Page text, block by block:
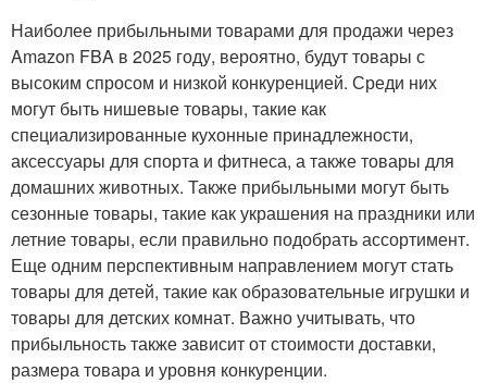
Наиболее прибыльными товарами для продажи через
Amazon FBA в 2025 году, вероятно, будут товары с
высоким спросом и низкой конкуренцией. Среди них
могут быть нишевые товары, такие как
специализированные кухонные принадлежности,
аксессуары для спорта и фитнеса, а также товары для
домашних животных. Также прибыльными могут быть
сезонные товары, такие как украшения на праздники или
летние товары, если правильно подобрать ассортимент.
Еще одним перспективным направлением могут стать
товары для детей, такие как образовательные игрушки и
товары для детских комнат. Важно учитывать, что
прибыльность также зависит от стоимости доставки,
размера товара и уровня конкуренции.